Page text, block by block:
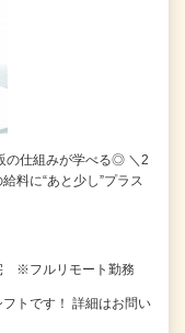
の仕組みが学べる◎ ＼2
料に“あと少し”プラス
※フルリモート勤務
トです！ 詳細はお問い